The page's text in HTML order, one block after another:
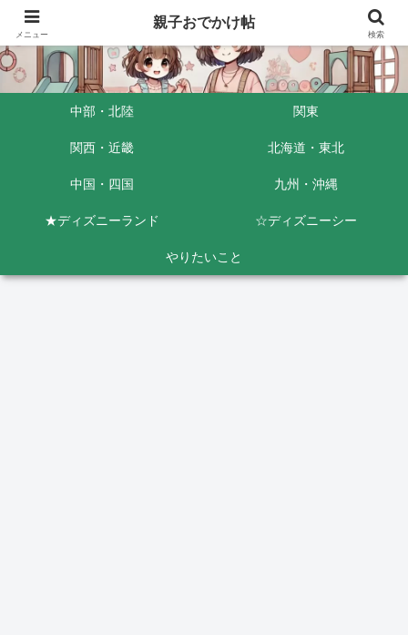
中部・北陸 関東
関西・近畿 北海道・東北
中国・四国 九州・沖縄
★ディズニーランド ☆ディズニーシー
やりたいこと
メニュー
親子おでかけ帖
検索